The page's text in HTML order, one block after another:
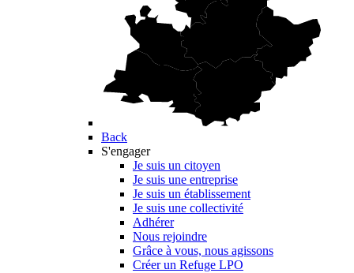
Back
S'engager
Je suis un citoyen
Je suis une entreprise
Je suis un établissement
Je suis une collectivité
Adhérer
Nous rejoindre
Grâce à vous, nous agissons
Créer un Refuge LPO